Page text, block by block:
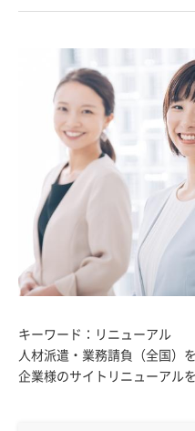
キーワード：リニューアル
人材派遣・業務請負（全国）
企業様のサイトリニューアル